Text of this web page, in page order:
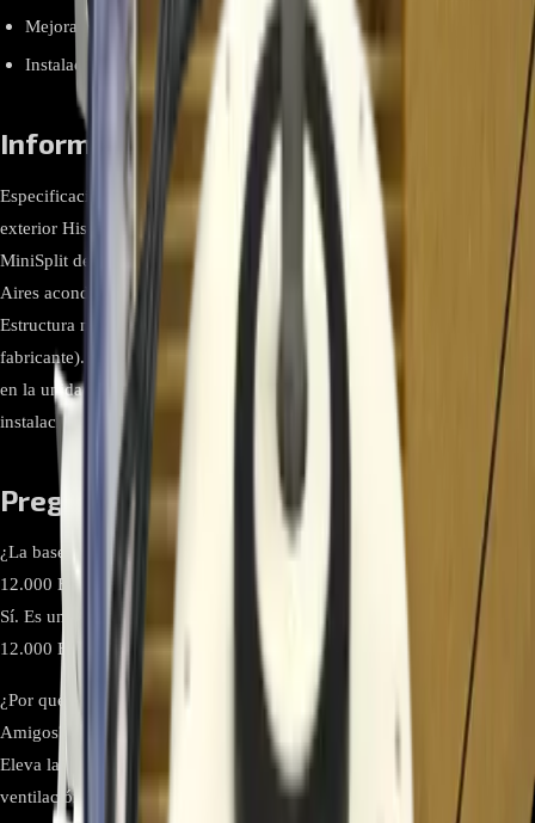
Mejora el flujo de aire y la eficiencia del sistema de refrigeración.
Instalación segura con puntos de fijación para mayor estabilidad.
Información relevante
Especificación Detalle Tipo Base Pie de Amigos / Soporte para unidad
exterior Hisense Compatibilidad Aires acondicionados Hisense
MiniSplit de 9.000 BTU,
Aires acondicionados Hisense MiniSplit de 12.000 BTU. Material
Estructura metálica anticorrosiva o polímero reforzado (según
fabricante). Función principal Elevar, estabilizar y reducir vibraciones
en la unidad exterior Hisense. Instalación Requiere fijación al piso;
instalación recomendada por técnico especializado.
Preguntas frecuentes
¿La base es compatible con todos los MiniSplit Hisense de 9.000 y
12.000 BTU?
Sí. Es un soporte universal para unidades exteriores Hisense de 9.000 y
12.000 BTU que comparten puntos de montaje similares.
¿Por qué es importante instalar la unidad exterior sobre una base Pie de
Amigos?
Eleva la unidad para evitar humedad, reduce vibraciones, mejora la
ventilación y aumenta la vida útil del compresor Hisense.